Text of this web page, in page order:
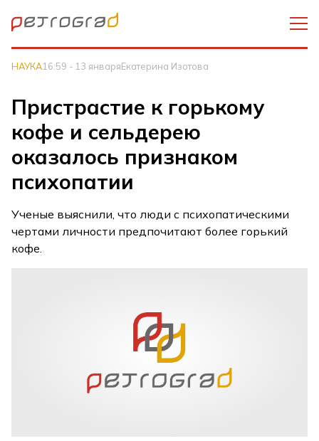
НАУКА16:59 - 13 январяЕкатерина Изотова
Пристрастие к горькому
кофе и сельдерею
оказалось признаком
психопатии
Ученые выяснили, что люди с психопатическими
чертами личности предпочитают более горький
кофе.